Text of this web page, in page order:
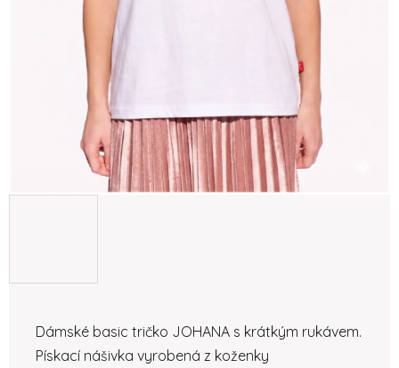
Dámské basic tričko JOHANA s krátkým rukávem.
Pískací nášivka vyrobená z koženky